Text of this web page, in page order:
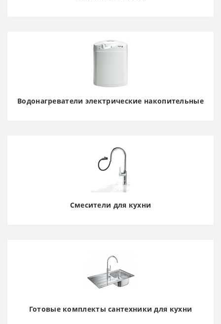
Водонагреватели электрические накопительные
Смесители для кухни
Готовые комплекты сантехники для кухни